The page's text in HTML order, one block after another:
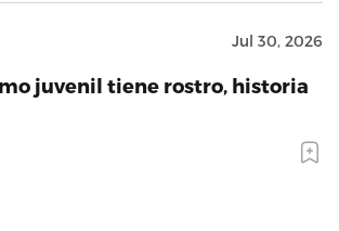
Jul 30, 2026
juvenil tiene rostro, historia